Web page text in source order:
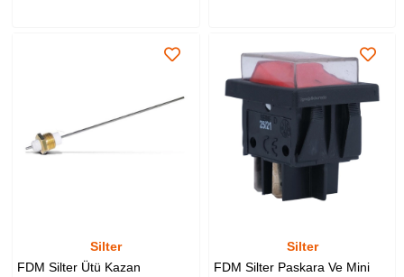
Silter
FDM Silter Ütü Kazan
Silter
FDM Silter Paskara Ve Mini